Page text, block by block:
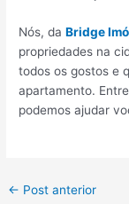
Nós, daBridge
propriedades na
todos os gostos e
apartamento.
podemos ajudar
Post
← Post anterior